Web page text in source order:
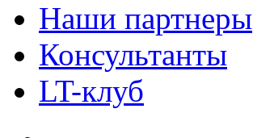
Наши партнеры
Консультанты
LT-клуб